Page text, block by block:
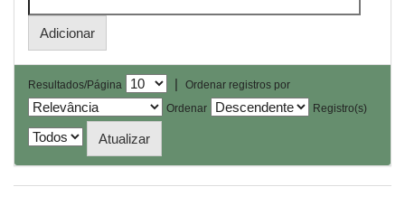
Resultados/Página |
Ordenar registros por
Ordenar
Registro(s)